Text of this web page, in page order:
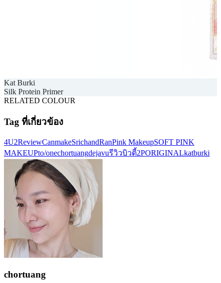
Kat Burki
Silk Protein Primer
RELATED COLOUR
Tag ที่เกี่ยวข้อง
4U2ReviewCanmakeSrichandRanPink MakeupSOFT PINK
MAKEUPto/onechortuangdejavuรีวิวบิวตี้2PORIGINALkatburki
chortuang